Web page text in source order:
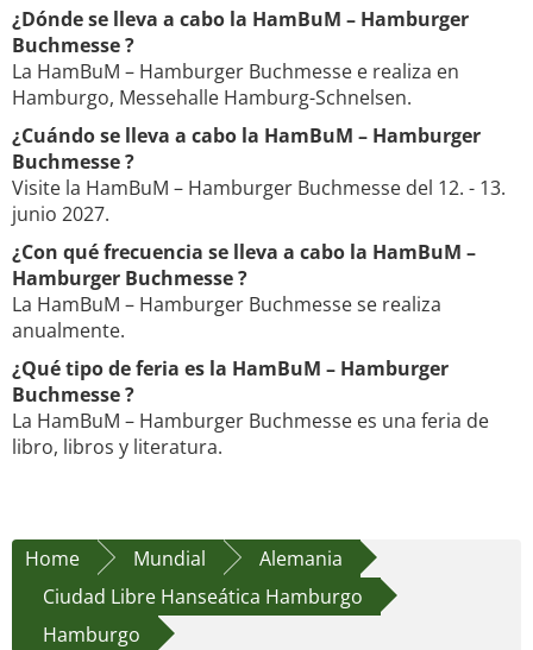
¿Dónde se lleva a cabo la HamBuM – Hamburger
Buchmesse ?
La HamBuM – Hamburger Buchmesse e realiza en
Hamburgo, Messehalle Hamburg-Schnelsen.
¿Cuándo se lleva a cabo la HamBuM – Hamburger
Buchmesse ?
Visite la HamBuM – Hamburger Buchmesse del 12. - 13.
junio 2027.
¿Con qué frecuencia se lleva a cabo la HamBuM –
Hamburger Buchmesse ?
La HamBuM – Hamburger Buchmesse se realiza
anualmente.
¿Qué tipo de feria es la HamBuM – Hamburger
Buchmesse ?
La HamBuM – Hamburger Buchmesse es una feria de
libro, libros y literatura.
Home Mundial
Alemania
Ciudad Libre Hanseática Hamburgo
Hamburgo